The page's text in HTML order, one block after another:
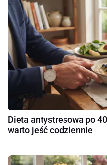
Dieta antystresowa po
warto jeść codziennie